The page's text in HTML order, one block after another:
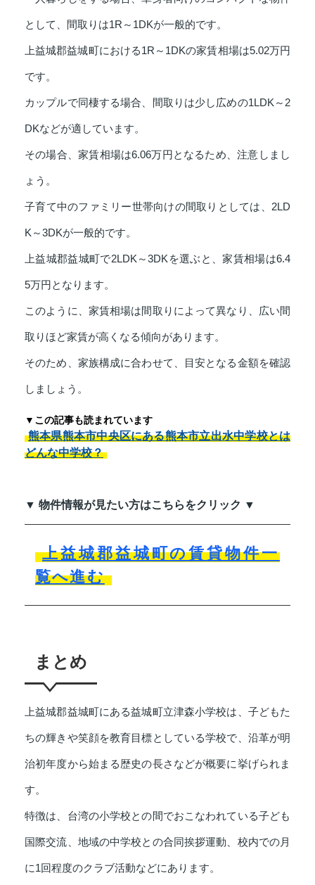
として、間取りは1R～1DKが一般的です。
上益城郡益城町における1R～1DKの家賃相場は5.02万円
です。
カップルで同棲する場合、間取りは少し広めの1LDK～2
DKなどが適しています。
その場合、家賃相場は6.06万円となるため、注意しまし
ょう。
子育て中のファミリー世帯向けの間取りとしては、2LD
K～3DKが一般的です。
上益城郡益城町で2LDK～3DKを選ぶと、家賃相場は6.4
5万円となります。
このように、家賃相場は間取りによって異なり、広い間
取りほど家賃が高くなる傾向があります。
そのため、家族構成に合わせて、目安となる金額を確認
しましょう。
▼この記事も読まれています
熊本県熊本市中央区にある熊本市立出水中学校とは
どんな中学校？
▼ 物件情報が見たい方はこちらをクリック ▼
上益城郡益城町の賃貸物件一
覧へ進む
まとめ
上益城郡益城町にある益城町立津森小学校は、子どもた
ちの輝きや笑顔を教育目標としている学校で、沿革が明
治初年度から始まる歴史の長さなどが概要に挙げられま
す。
特徴は、台湾の小学校との間でおこなわれている子ども
国際交流、地域の中学校との合同挨拶運動、校内での月
に1回程度のクラブ活動などにあります。